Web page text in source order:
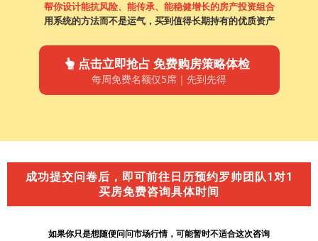
帮你设计能抗风险、能传承、能稳健增长的房产投资组合
用系统的方法而不是运气，买到值得长期持有的优质资产
点击立即抢占 免费购房策略体检
每周免费名额仅5席｜先到先得
成功提交问卷后，即可前往日历预约罗帅团队1对1
买房免费咨询具体时间
如果你只是想随便问问市场行情，可能暂时不适合这次咨询